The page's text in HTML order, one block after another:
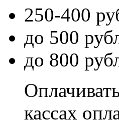
250-400
до 500
до 800
кассах